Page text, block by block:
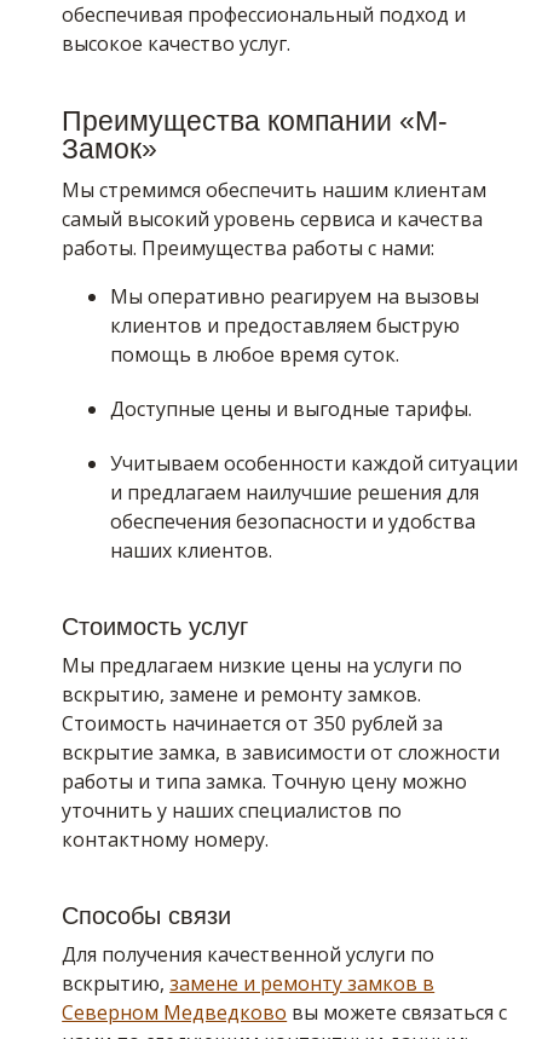
обеспечивая профессиональный подход и
высокое качество услуг.
Преимущества компании «М-
Замок»
Мы стремимся обеспечить нашим клиентам
самый высокий уровень сервиса и качества
работы. Преимущества работы с нами:
Мы оперативно реагируем на вызовы
клиентов и предоставляем быструю
помощь в любое время суток.
Доступные цены и выгодные тарифы.
Учитываем особенности каждой ситуации
и предлагаем наилучшие решения для
обеспечения безопасности и удобства
наших клиентов.
Стоимость услуг
Мы предлагаем низкие цены на услуги по
вскрытию, замене и ремонту замков.
Стоимость начинается от 350 рублей за
вскрытие замка, в зависимости от сложности
работы и типа замка. Точную цену можно
уточнить у наших специалистов по
контактному номеру.
Способы связи
Для получения качественной услуги по
вскрытию,замене и ремонту замков в
Северном Медведково вы можете связаться с